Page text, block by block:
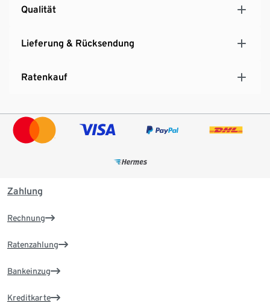
Qualität
Lieferung & Rücksendung
Ratenkauf
Zahlung
Rechnung
Ratenzahlung
Bankeinzug
Kreditkarte